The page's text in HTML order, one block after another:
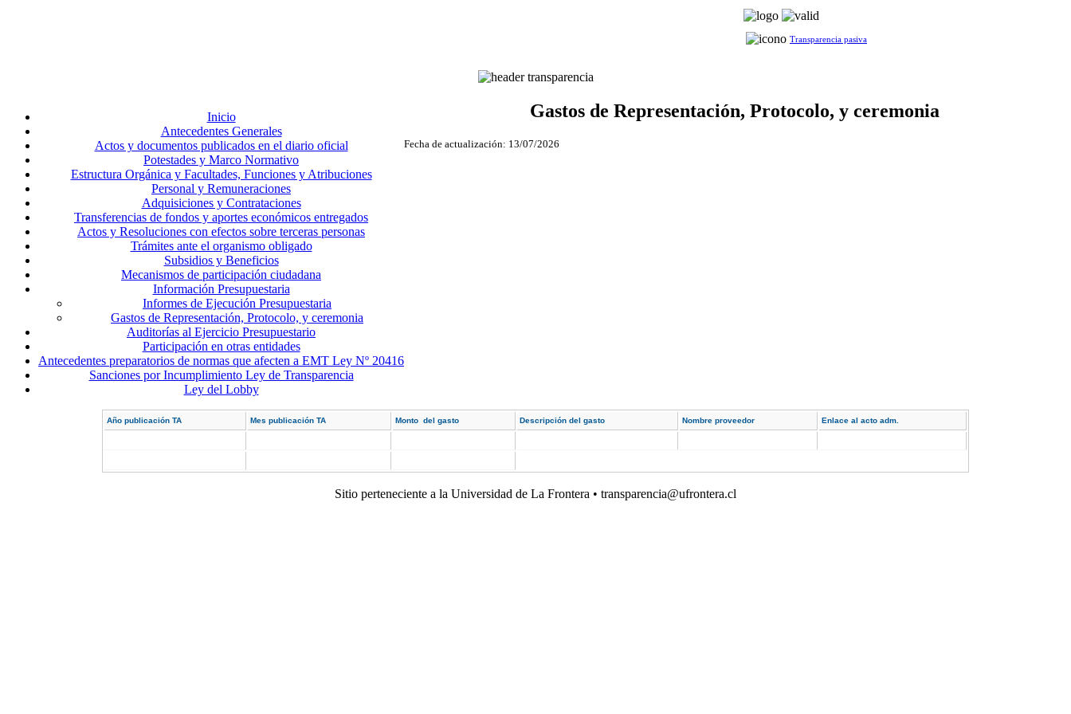
Transparencia pasiva
Inicio
Antecedentes Generales
Actos y documentos publicados en el diario oficial
Potestades y Marco Normativo
Estructura Orgánica y Facultades, Funciones y Atribuciones
Personal y Remuneraciones
Adquisiciones y Contrataciones
Transferencias de fondos y aportes económicos entregados
Actos y Resoluciones con efectos sobre terceras personas
Trámites ante el organismo obligado
Subsidios y Beneficios
Mecanismos de participación ciudadana
Información Presupuestaria
Informes de Ejecución Presupuestaria
Gastos de Representación, Protocolo, y ceremonia
Auditorías al Ejercicio Presupuestario
Participación en otras entidades
Antecedentes preparatorios de normas que afecten a EMT Ley Nº 20416
Sanciones por Incumplimiento Ley de Transparencia
Ley del Lobby
Gastos de Representación, Protocolo, y ceremonia
Fecha de actualización: 13/07/2026
Año publicación TA Mes publicación TA Monto del gasto Descripción del gasto Nombre proveedor Enlace al acto adm.
Sitio perteneciente a la Universidad de La Frontera • transparencia@ufrontera.cl